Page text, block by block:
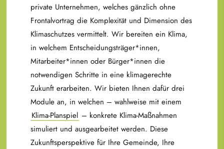
private Unternehmen, welches gänzlich ohne
Frontalvortrag die Komplexität und Dimension des
Klimaschutzes vermittelt. Wir bereiten ein Klima,
in welchem Entscheidungsträger*innen,
Mitarbeiter*innen oder Bürger*innen die
notwendigen Schritte in eine klimagerechte
Zukunft erarbeiten. Wir bieten Ihnen dafür drei
Module an, in welchen – wahlweise mit einem
Klima-Planspiel – konkrete Klima-Maßnahmen
simuliert und ausgearbeitet werden. Diese
Zukunftsperspektive für Ihre Gemeinde, Ihre